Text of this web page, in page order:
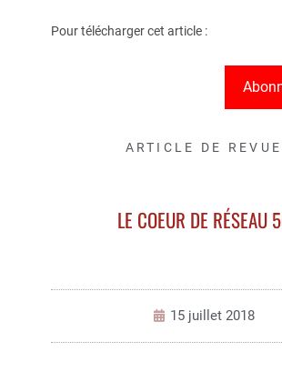
Pour télécharger cet article :
ARTICLE DE REVUE
LE COEUR DE RÉSEAU
15 juillet 2018